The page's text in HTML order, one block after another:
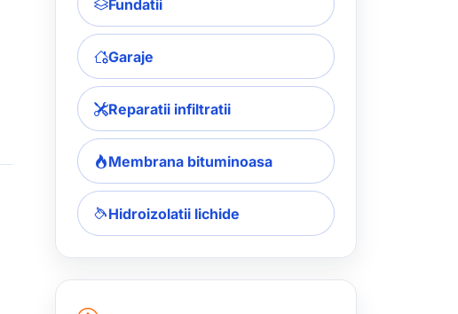
Fundatii
Garaje
Reparatii infiltratii
Membrana bituminoasa
Hidroizolatii lichide